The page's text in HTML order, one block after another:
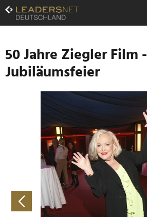
Zum
Inhalt
Zur
Navigation
Zur
Hauptnavigation
50 Jahre Ziegler Film -
Jubiläumsfeier